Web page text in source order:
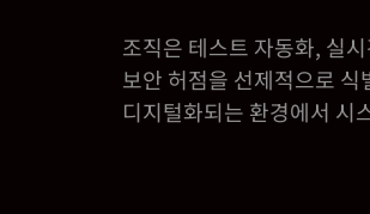
조직은 테스트 자동화, 실
보안 허점을 선제적으로
디지털화되는 환경에서 시